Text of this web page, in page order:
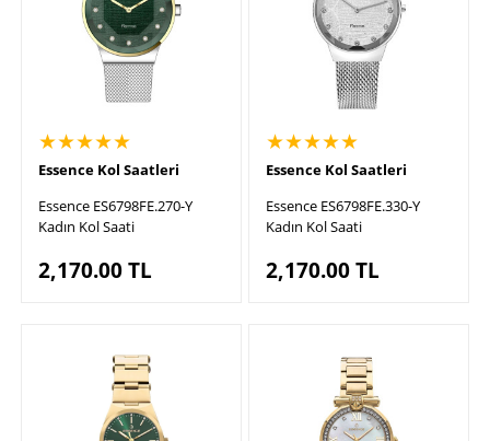
★★★★★
Essence Kol Saatleri
Essence ES6798FE.270-Y
Kadın Kol Saati
2,170.00TL
★★★★★
Essence Kol Saatleri
Essence ES6798FE.330-Y
Kadın Kol Saati
2,170.00TL